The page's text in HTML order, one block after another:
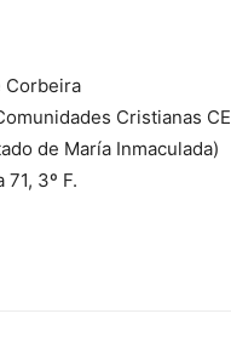
Corbeira
Cristianas
de María Inmaculada)
3º F.